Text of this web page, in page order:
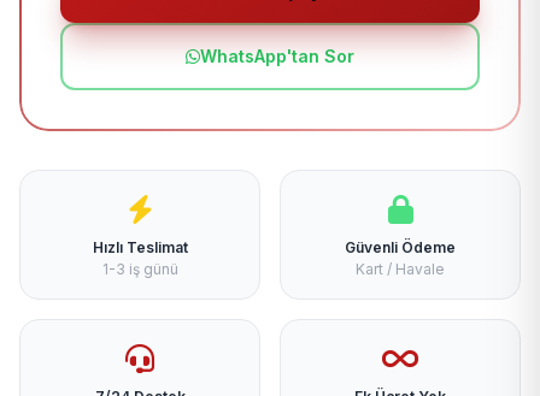
WhatsApp'tan Sor
Hızlı Teslimat
1-3 iş günü
Güvenli Ödeme
Kart / Havale